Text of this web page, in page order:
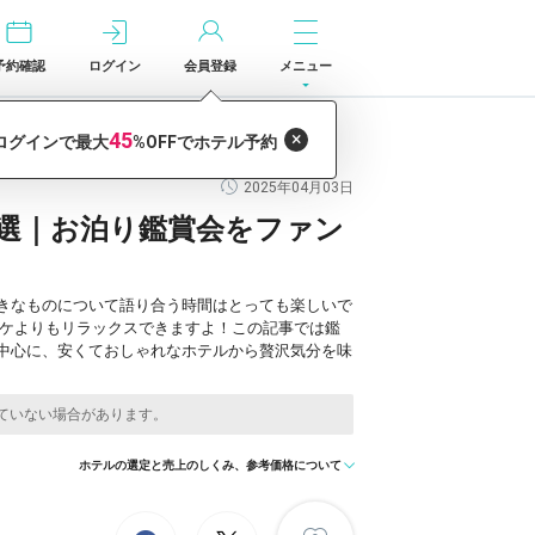
約確認 ログイン 会員登録 メニュー
2025年04月03日
｜お泊り鑑賞会をファン
ものについて語り合う時間はとっても楽しいで
よりもリラックスできますよ！この記事では鑑
心に、安くておしゃれなホテルから贅沢気分を味
ホテルの選定と売上のしくみ、参考価格について